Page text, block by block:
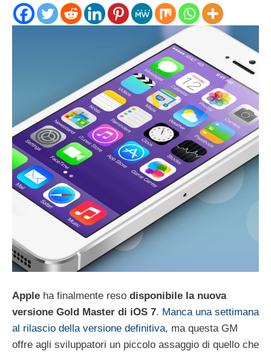
Apple ha finalmente reso disponibile la nuova
versione Gold Master di iOS 7. Manca una settimana
al rilascio della versione definitiva, ma questa GM
offre agli sviluppatori un piccolo assaggio di quello che